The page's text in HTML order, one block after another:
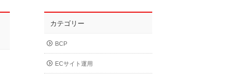
カテゴリー
BCP
ECサイト運用